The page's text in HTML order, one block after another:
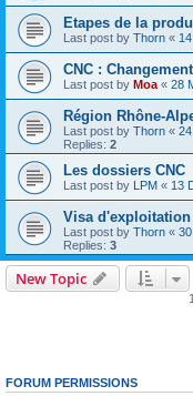
Etapes de la
Last post by Thorn «
CNC :
Last post by Moa « 28
Région Rhône-
Last post by Thorn «
Replies: 2
Les dossiers CNC
Last post by LPM « 13
Visa d'exploitation
Last post by Thorn «
Replies: 3
New Topic
FORUM PERMISSIONS